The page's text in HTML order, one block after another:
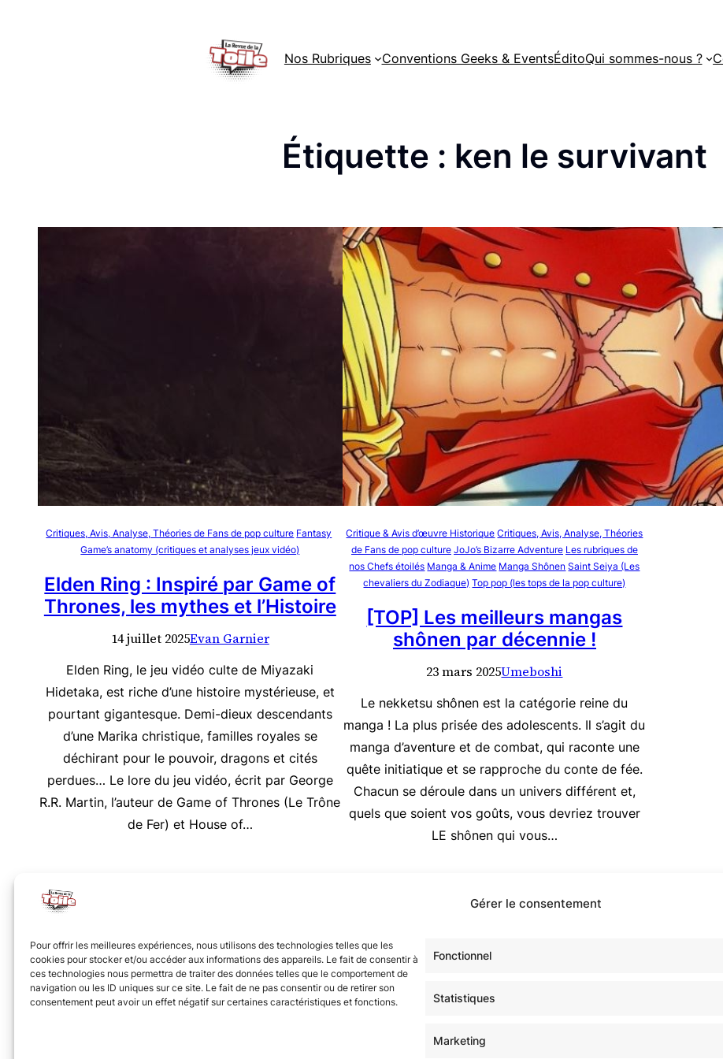
Gérer le consentement
Pour offrir les meilleures expériences, nous utilisons des technologies telles que les
cookies pour stocker et/ou accéder aux informations des appareils. Le fait de consentir à
ces technologies nous permettra de traiter des données telles que le comportement de
navigation ou les ID uniques sur ce site. Le fait de ne pas consentir ou de retirer son
consentement peut avoir un effet négatif sur certaines caractéristiques et fonctions.
Fonctionnel
Statistiques
Marketing
Nos Rubriques Conventions Geeks & EventsÉditoQui sommes-nous ?
Étiquette : ken le survivant
Critiques, Avis, Analyse, Théories de Fans de pop culture Fantasy
Game’s anatomy (critiques et analyses jeux vidéo)
Elden Ring : Inspiré par Game of
Thrones, les mythes et l’Histoire
14 juillet 2025Evan Garnier
Elden Ring, le jeu vidéo culte de Miyazaki
Hidetaka, est riche d’une histoire mystérieuse, et
pourtant gigantesque. Demi-dieux descendants
d’une Marika christique, familles royales se
déchirant pour le pouvoir, dragons et cités
perdues… Le lore du jeu vidéo, écrit par George
R.R. Martin, l’auteur de Game of Thrones (Le Trône
de Fer) et House of…
Critique & Avis d’œuvre Historique Critiques, Avis, Analyse, Théories
de Fans de pop culture JoJo’s Bizarre Adventure Les rubriques de
nos Chefs étoilés Manga & Anime Manga Shônen Saint Seiya (Les
chevaliers du Zodiaque) Top pop (les tops de la pop culture)
[TOP] Les meilleurs mangas
shônen par décennie !
23 mars 2025Umeboshi
Le nekketsu shônen est la catégorie reine du
manga ! La plus prisée des adolescents. Il s’agit du
manga d’aventure et de combat, qui raconte une
quête initiatique et se rapproche du conte de fée.
Chacun se déroule dans un univers différent et,
quels que soient vos goûts, vous devriez trouver
LE shônen qui vous…